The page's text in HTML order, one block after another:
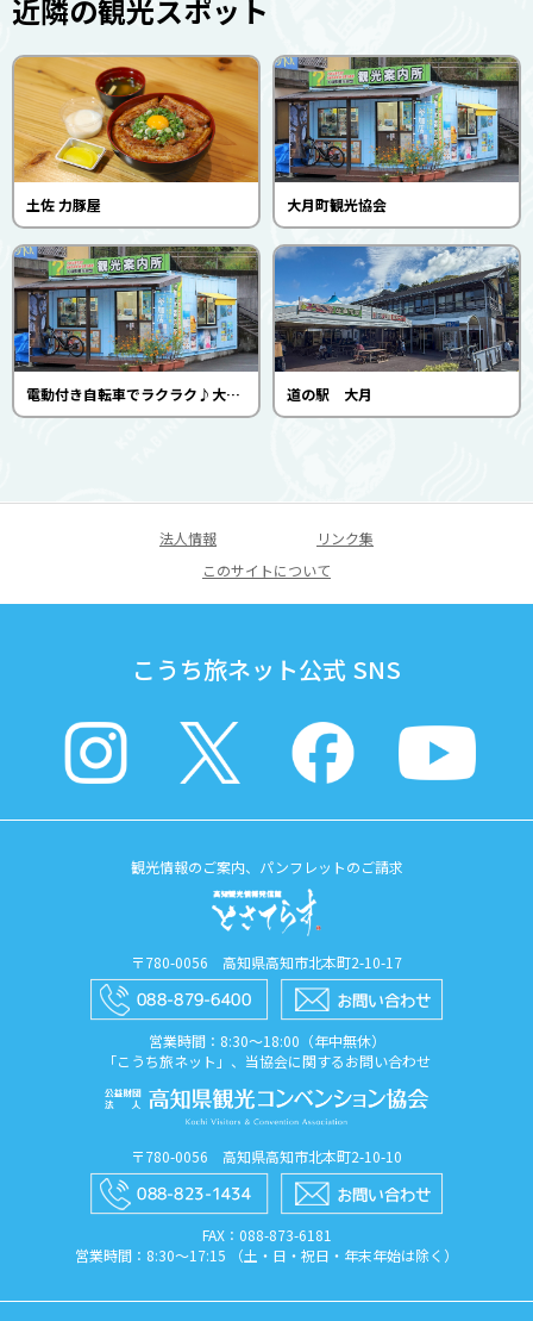
近隣の観光スポット
土佐 力豚屋 大月町観光協会
電動付き自転車でラクラク♪大月町レンタサイクル 道の駅 大月
法人情報
リンク集
このサイトについて
こうち旅ネット公式 SNS
観光情報のご案内、パンフレットのご請求
〒780-0056 高知県高知市北本町2-10-17
営業時間：8:30〜18:00（年中無休）
「こうち旅ネット」、当協会に関するお問い合わせ
〒780-0056 高知県高知市北本町2-10-10
FAX：088​-873​-6181
営業時間：8:30〜17:15 （土・日・祝日・年末年始は除く）